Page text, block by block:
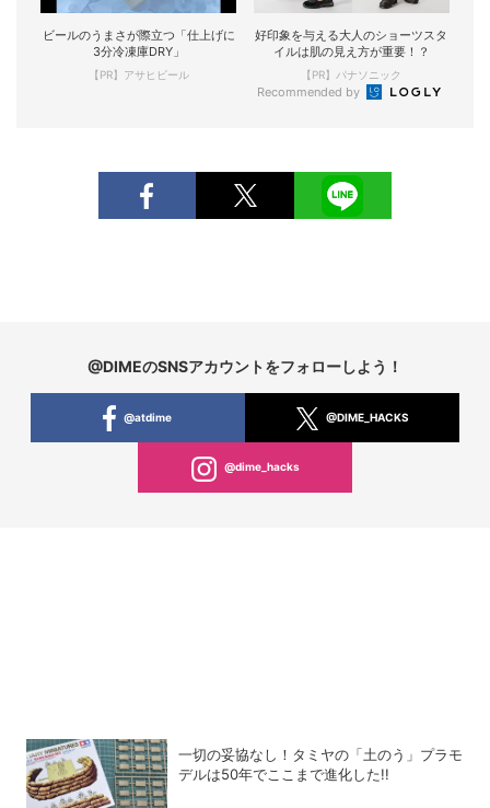
ビールのうまさが際立つ「仕上げに
3分冷凍庫DRY」
【PR】アサヒビール
好印象を与える大人のショーツスタ
イルは肌の見え方が重要！？
【PR】パナソニック
Recommended by
@DIMEのSNSアカウントをフォローしよう！
@atdime @DIME_HACKS
@dime_hacks
一切の妥協なし！タミヤの「土のう」プラモ
デルは50年でここまで進化した!!